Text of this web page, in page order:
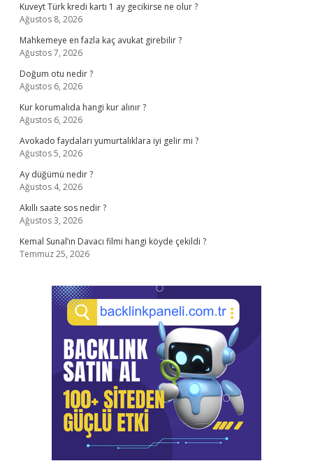
Kuveyt Türk kredi kartı 1 ay gecikirse ne olur ?
Ağustos 8, 2026
Mahkemeye en fazla kaç avukat girebilir ?
Ağustos 7, 2026
Doğum otu nedir ?
Ağustos 6, 2026
Kur korumalıda hangi kur alınır ?
Ağustos 6, 2026
Avokado faydaları yumurtalıklara iyi gelir mi ?
Ağustos 5, 2026
Ay düğümü nedir ?
Ağustos 4, 2026
Akıllı saate sos nedir ?
Ağustos 3, 2026
Kemal Sunal’ın Davacı filmi hangi köyde çekildi ?
Temmuz 25, 2026